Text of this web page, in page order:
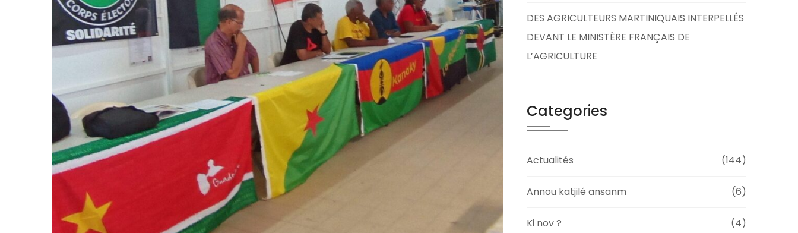
DES AGRICULTEURS MARTINIQUAIS INTERPELLÉS
DEVANT LE MINISTÈRE FRANÇAIS DE
L’AGRICULTURE
Categories
Actualités (144)
Annou katjilé ansanm (6)
Ki nov ? (4)